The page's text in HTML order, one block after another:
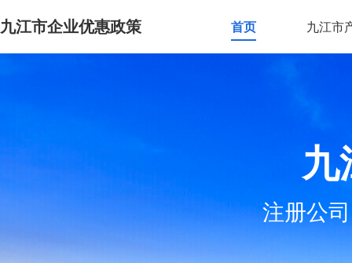
九江市企业优惠政策 首页 九江市
九
注册公